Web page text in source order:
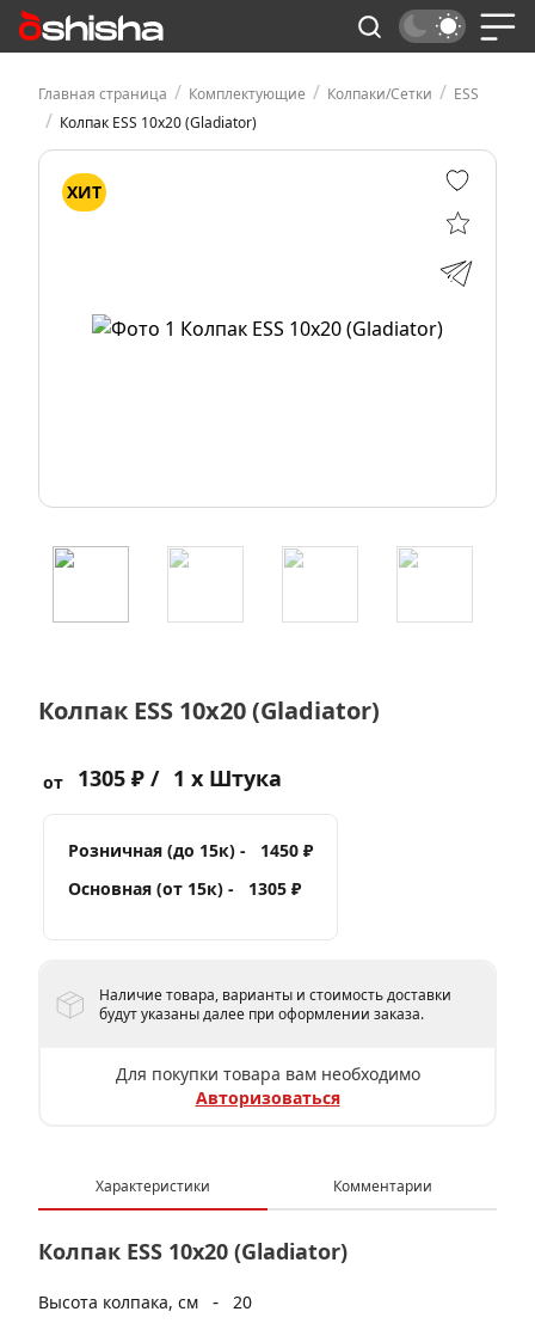
Главная страница / Комплектующие / Колпаки/Сетки / ESS
/ Колпак ESS 10x20 (Gladiator)
ХИТ
Колпак ESS 10x20 (Gladiator)
от 1305 ₽ / 1 x Штука
Розничная (до 15к) -
1450 ₽
Основная (от 15к) -
1305 ₽
Наличие товара, варианты и стоимость доставки
будут указаны далее при оформлении заказа.
Для покупки товара вам необходимо
Авторизоваться
Характеристики Комментарии
Колпак ESS 10x20 (Gladiator)
Высота колпака, см - 20